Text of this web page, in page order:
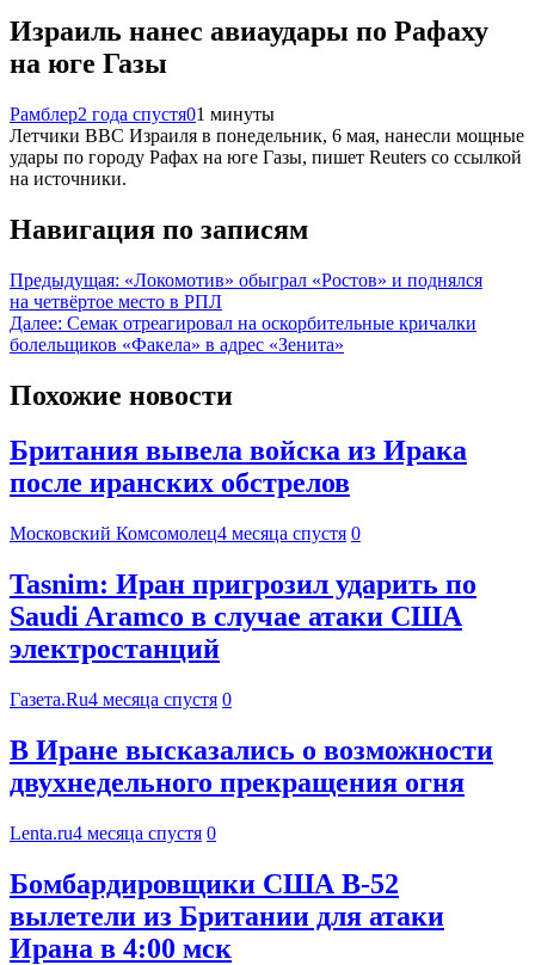
Израиль нанес авиаудары по Рафаху
на юге Газы
Рамблер2 года спустя01 минуты
Летчики ВВС Израиля в понедельник, 6 мая, нанесли мощные
удары по городу Рафах на юге Газы, пишет Reuters со ссылкой
на источники.
Навигация по записям
Предыдущая: «Локомотив» обыграл «Ростов» и поднялся
на четвёртое место в РПЛ
Далее: Семак отреагировал на оскорбительные кричалки
болельщиков «Факела» в адрес «Зенита»
Похожие новости
Британия вывела войска из Ирака
после иранских обстрелов
Московский Комсомолец4 месяца спустя 0
Tasnim: Иран пригрозил ударить по
Saudi Aramco в случае атаки США
электростанций
Газета.Ru4 месяца спустя 0
В Иране высказались о возможности
двухнедельного прекращения огня
Lenta.ru4 месяца спустя 0
Бомбардировщики США B-52
вылетели из Британии для атаки
Ирана в 4:00 мск